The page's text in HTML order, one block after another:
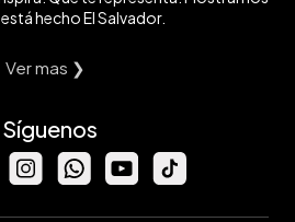
hecho El Salvador.
Ver mas ❯
Síguenos